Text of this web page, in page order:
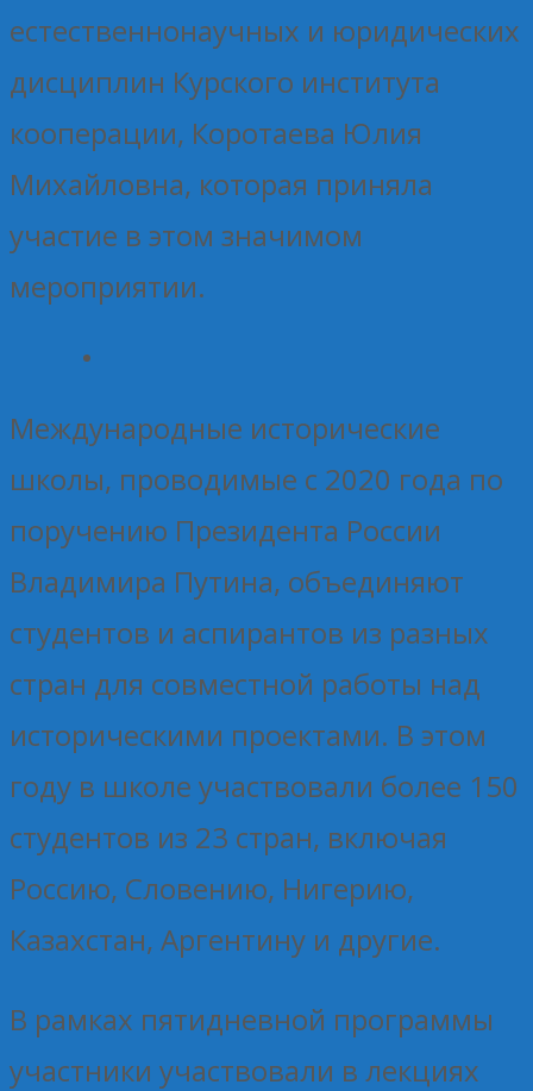
естественнонаучных и юридических
дисциплин Курского института
кооперации, Коротаева Юлия
Михайловна, которая приняла
участие в этом значимом
мероприятии.
Международные исторические
школы, проводимые с 2020 года по
поручению Президента России
Владимира Путина, объединяют
студентов и аспирантов из разных
стран для совместной работы над
историческими проектами. В этом
году в школе участвовали более 150
студентов из 23 стран, включая
Россию, Словению, Нигерию,
Казахстан, Аргентину и другие.
В рамках пятидневной программы
участники участвовали в лекциях